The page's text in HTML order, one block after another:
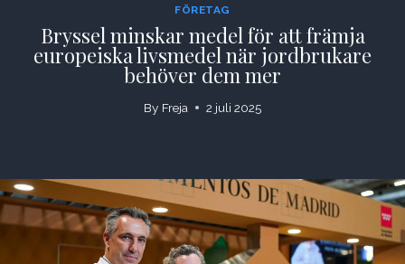
FÖRETAG
Bryssel minskar medel för att främja
europeiska livsmedel när jordbrukare
behöver dem mer
By Freja 2 juli 2025